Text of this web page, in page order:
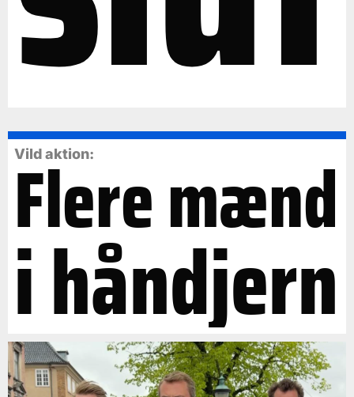
Vild aktion:
Flere mænd
i håndjern